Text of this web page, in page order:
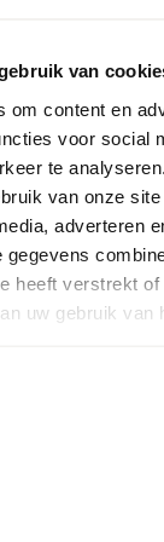
van
om content en
voor social
te
van onze
adverteren
gegevens
heeft verstrekt
uw gebruik van
kleurstof
kan de activiteit of
sporen bevatten
Eieren, Melk,